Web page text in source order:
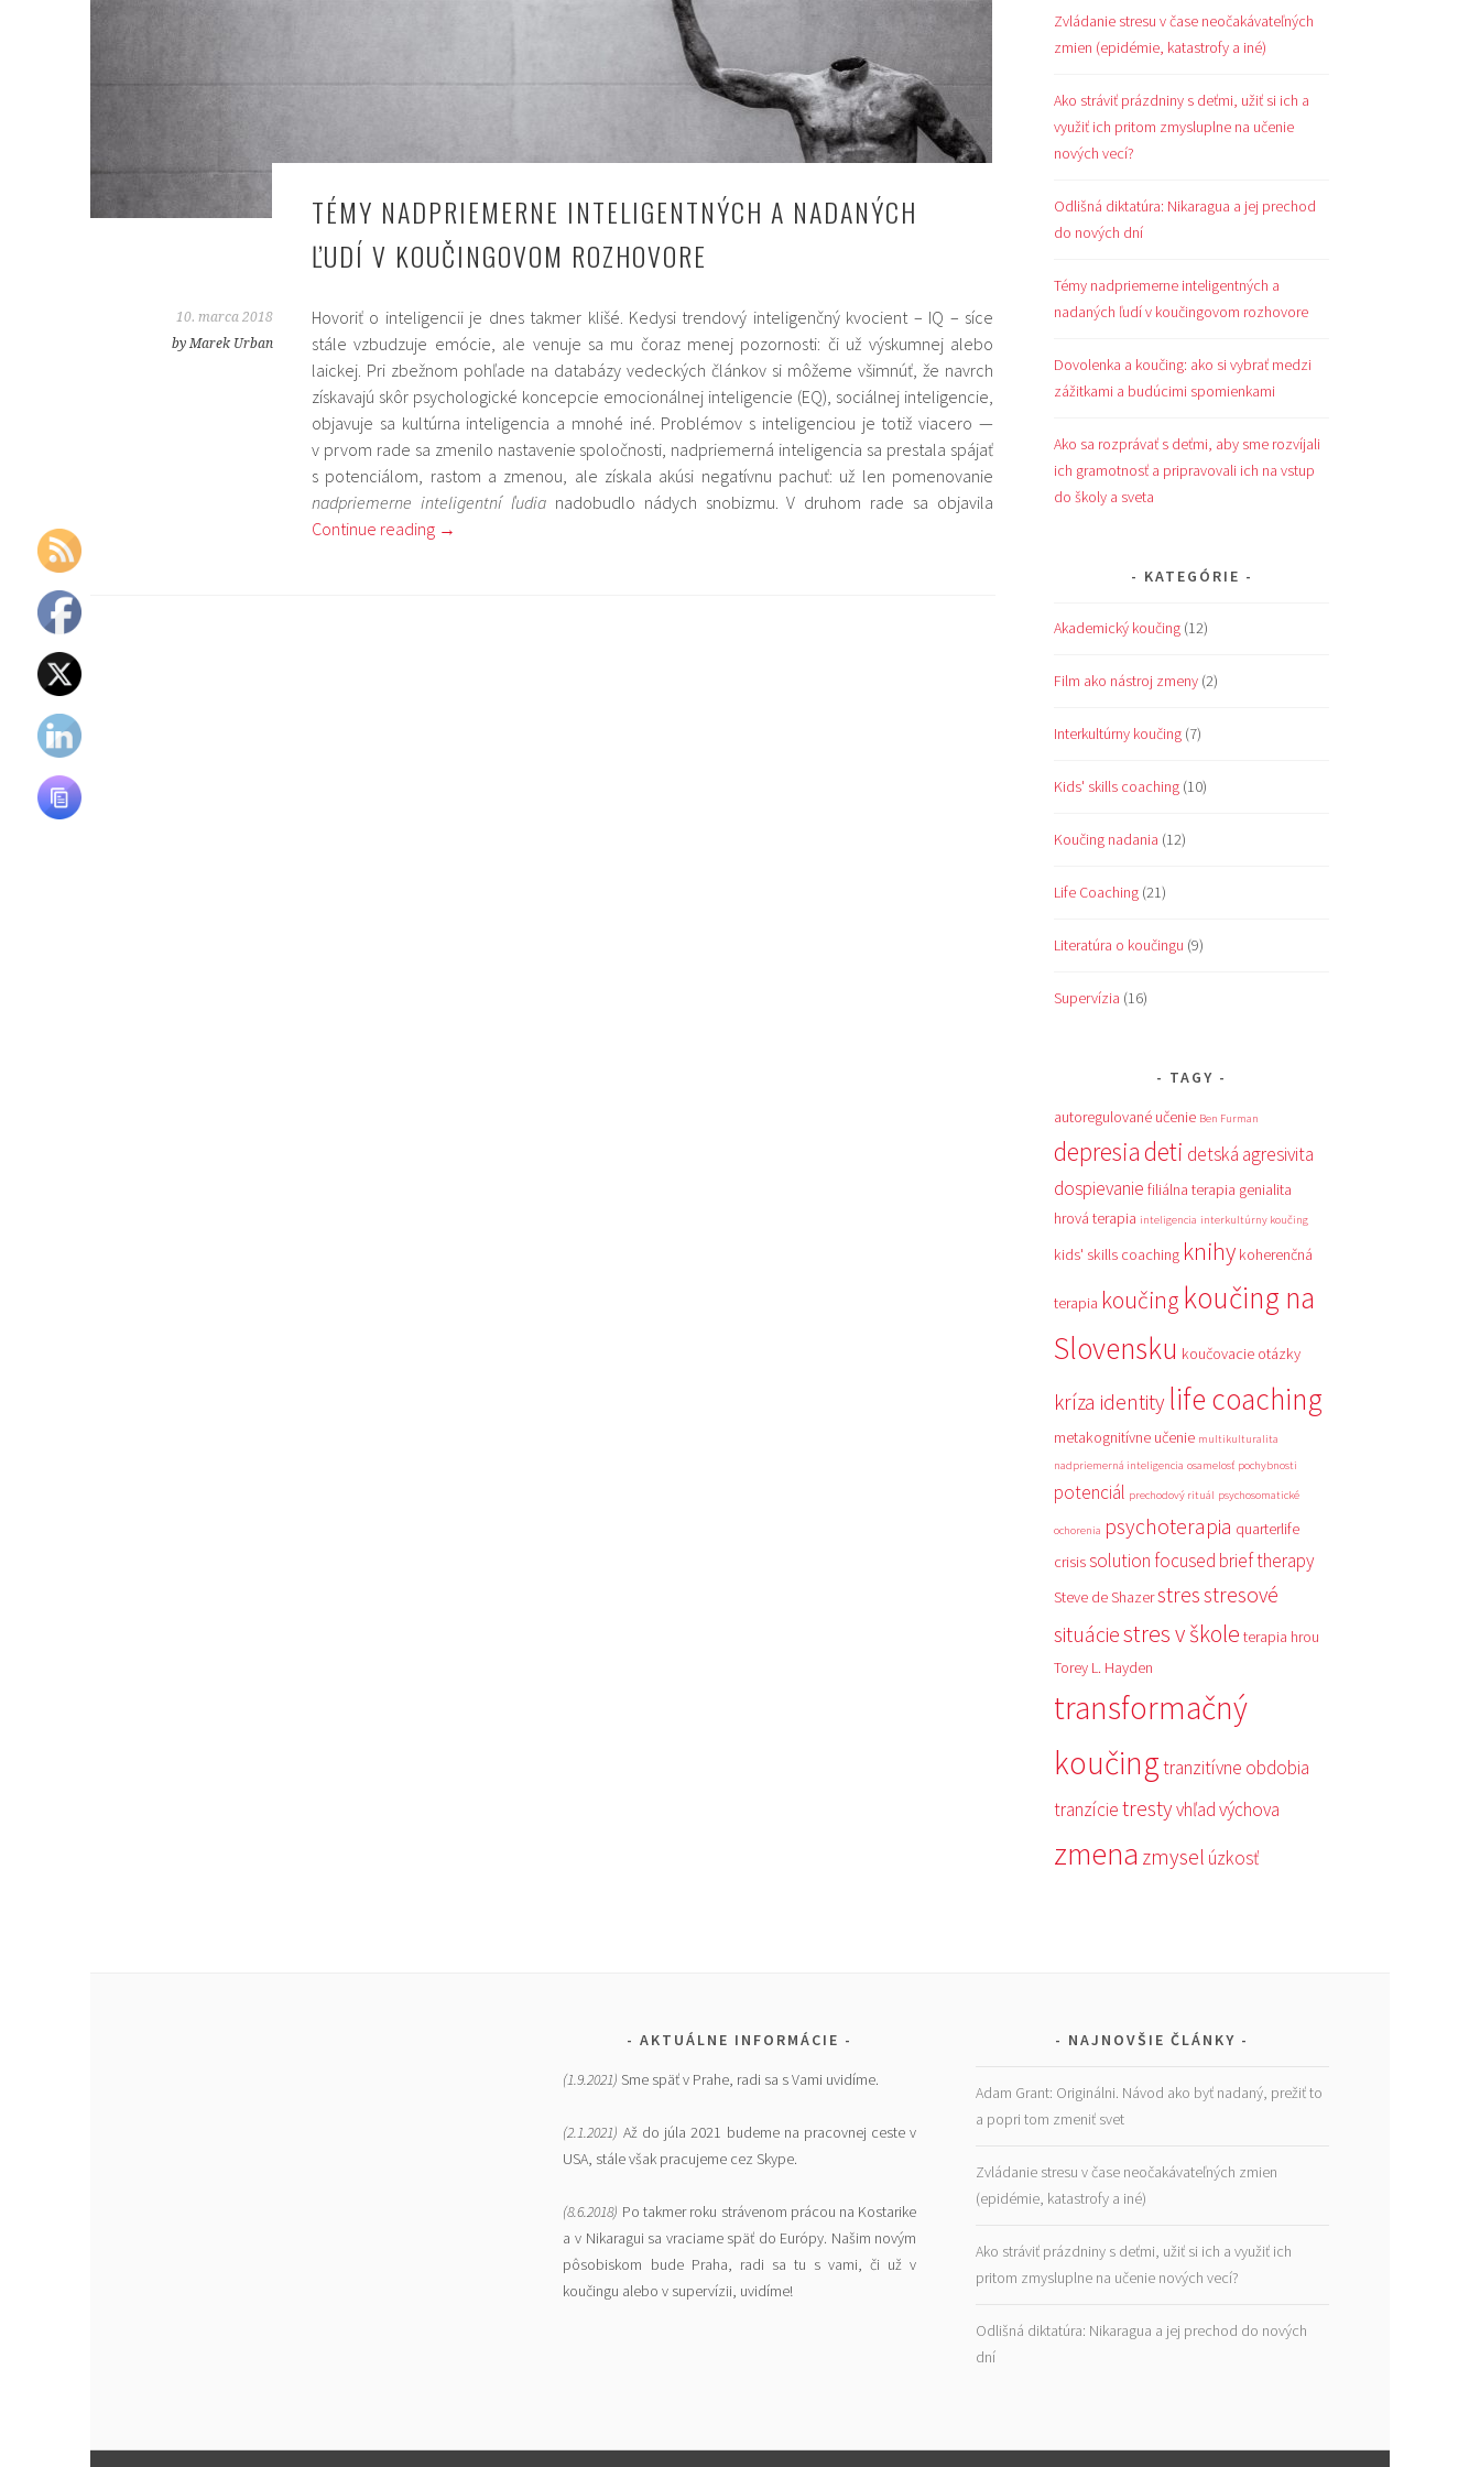
TÉMY NADPRIEMERNE INTELIGENTNÝCH A NADANÝCH
ĽUDÍ V KOUČINGOVOM ROZHOVORE
10. marca 2018
by Marek Urban
Hovoriť o inteligencii je dnes takmer klišé. Kedysi trendový inteligenčný kvocient – IQ – síce
stále vzbudzuje emócie, ale venuje sa mu čoraz menej pozornosti: či už výskumnej alebo
laickej. Pri zbežnom pohľade na databázy vedeckých článkov si môžeme všimnúť, že navrch
získavajú skôr psychologické koncepcie emocionálnej inteligencie (EQ), sociálnej inteligencie,
objavuje sa kultúrna inteligencia a mnohé iné. Problémov s inteligenciou je totiž viacero —
v prvom rade sa zmenilo nastavenie spoločnosti, nadpriemerná inteligencia sa prestala spájať
s potenciálom, rastom a zmenou, ale získala akúsi negatívnu pachuť: už len pomenovanie
nadpriemerne inteligentní ľudianadobudlo nádych snobizmu. V druhom rade sa objavila
Continue reading →
Zvládanie stresu v čase neočakávateľných
zmien (epidémie, katastrofy a iné)
Ako stráviť prázdniny s deťmi, užiť si ich a
využiť ich pritom zmysluplne na učenie
nových vecí?
Odlišná diktatúra: Nikaragua a jej prechod
do nových dní
Témy nadpriemerne inteligentných a
nadaných ľudí v koučingovom rozhovore
Dovolenka a koučing: ako si vybrať medzi
zážitkami a budúcimi spomienkami
Ako sa rozprávať s deťmi, aby sme rozvíjali
ich gramotnosť a pripravovali ich na vstup
do školy a sveta
KATEGÓRIE
Akademický koučing (12)
Film ako nástroj zmeny (2)
Interkultúrny koučing (7)
Kids' skills coaching (10)
Koučing nadania (12)
Life Coaching (21)
Literatúra o koučingu (9)
Supervízia (16)
TAGY
autoregulované učenie Ben Furman
depresiadeti detská agresivita
dospievanie filiálna terapia genialita
hrová terapia inteligencia interkultúrny koučing
kids' skills coaching knihy koherenčná
terapia koučing koučing na
Slovensku koučovacie otázky
kríza identity life coaching
metakognitívne učenie multikulturalita
nadpriemerná inteligencia osamelosť pochybnosti
potenciál prechodový rituál psychosomatické
ochorenia psychoterapia quarterlife
crisissolution focused brief therapy
Steve de Shazerstresstresové
situáciestres v škole terapia hrou
Torey L. Hayden
transformačný
koučingtranzitívne obdobia
tranzícietrestyvhľadvýchova
zmena zmysel úzkosť
AKTUÁLNE INFORMÁCIE
(1.9.2021) Sme späť v Prahe, radi sa s Vami uvidíme.
(2.1.2021) Až do júla 2021 budeme na pracovnej ceste v
USA, stále však pracujeme cez Skype.
(8.6.2018) Po takmer roku strávenom prácou na Kostarike
a v Nikaragui sa vraciame späť do Európy. Našim novým
pôsobiskom bude Praha, radi sa tu s vami, či už v
koučingu alebo v supervízii, uvidíme!
NAJNOVŠIE ČLÁNKY
Adam Grant: Originálni. Návod ako byť nadaný, prežiť to
a popri tom zmeniť svet
Zvládanie stresu v čase neočakávateľných zmien
(epidémie, katastrofy a iné)
Ako stráviť prázdniny s deťmi, užiť si ich a využiť ich
pritom zmysluplne na učenie nových vecí?
Odlišná diktatúra: Nikaragua a jej prechod do nových
dní